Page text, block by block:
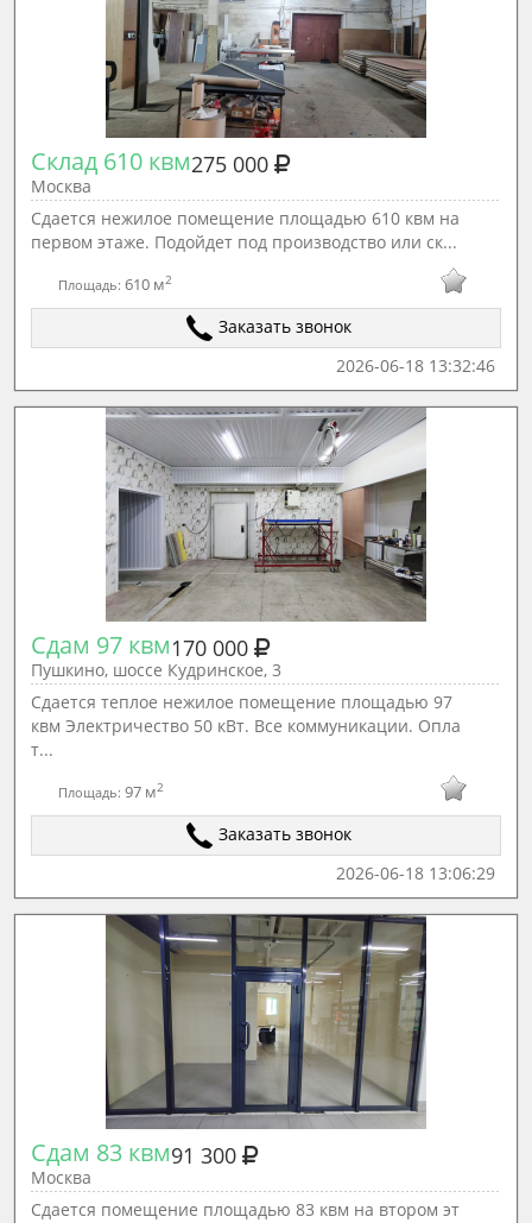
Склад 610 квм275 000
Москва
Сдается нежилое помещение площадью 610 квм на
первом этаже. Подойдет под производство или ск...
Площадь:610 м2
Заказать звонок
2026-06-18 13:32:46
Сдам 97 квм170 000
Пушкино, шоссе Кудринское, 3
Сдается теплое нежилое помещение площадью 97
квм Электричество 50 кВт. Все коммуникации. Опла
т...
Площадь:97 м2
Заказать звонок
2026-06-18 13:06:29
Сдам 83 квм91 300
Москва
Сдается помещение площадью 83 квм на втором эт